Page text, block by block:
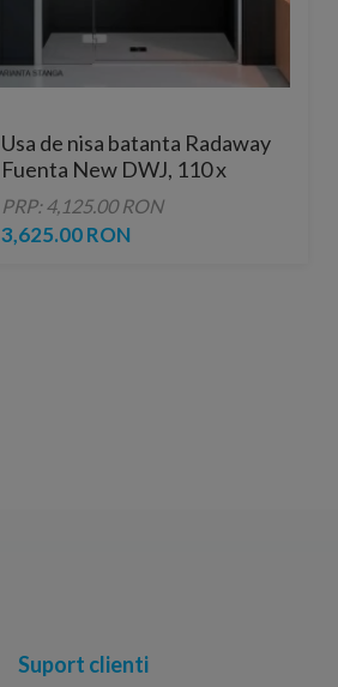
Usa de nisa batanta Radaway
Fuenta New DWJ, 110 x
H200 cm
PRP: 4,125.00 RON
3,625.00 RON
Suport clienti